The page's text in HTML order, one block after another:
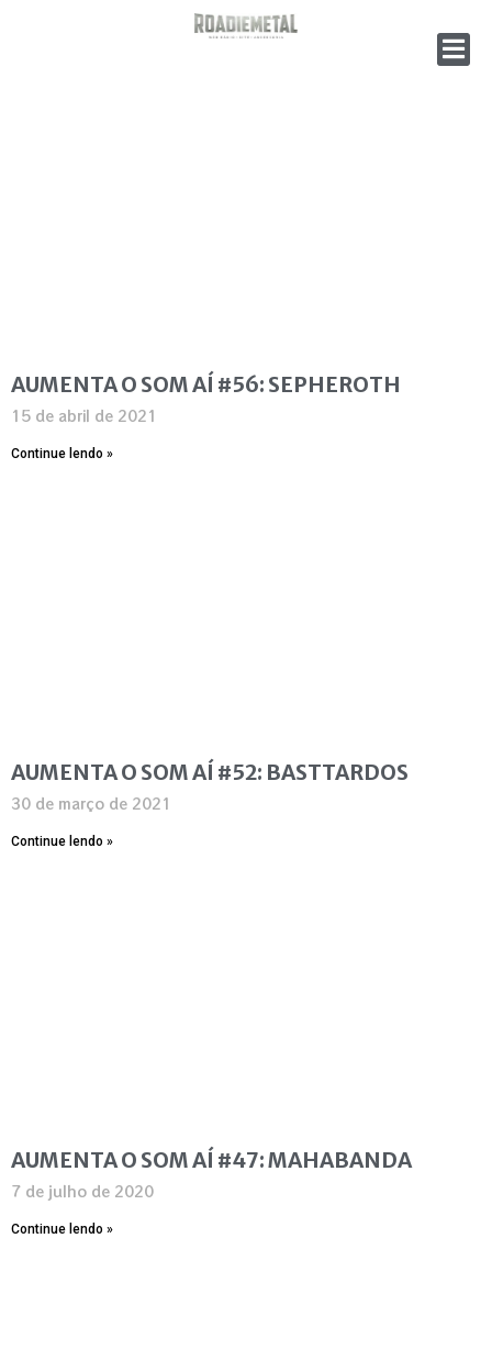
AUMENTA O SOM AÍ #56: SEPHEROTH
15 de abril de 2021
Continue lendo »
AUMENTA O SOM AÍ #52: BASTTARDOS
30 de março de 2021
Continue lendo »
AUMENTA O SOM AÍ #47: MAHABANDA
7 de julho de 2020
Continue lendo »